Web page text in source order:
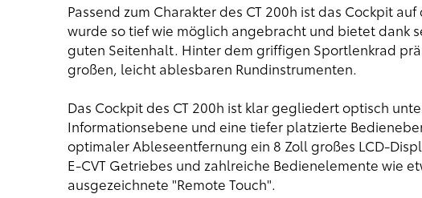
Passend zum Charakter des CT 200h ist das Cockpit
wurde so tief wie möglich angebracht und bietet dank
guten Seitenhalt. Hinter dem griffigen Sportlenkrad
großen, leicht ablesbaren Rundinstrumenten.
Das Cockpit des CT 200h ist klar gegliedert optisch
Informationsebene und eine tiefer platzierte
optimaler Ableseentfernung ein 8 Zoll großes LCD-
E-CVT Getriebes und zahlreiche Bedienelemente wie
ausgezeichnete "Remote Touch".